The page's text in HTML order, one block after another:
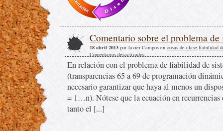
Comentario sobre el problema
18 abril 2013 por Javier Campos en cosas de clase,fiabilidad
Comentarios desactivados
En relación con el problema de fiabilidad de
(transparencias 65 a 69 de programación
necesario garantizar que haya al menos un
= 1…n). Nótese que la ecuación en recurrencias
tanto el [...]